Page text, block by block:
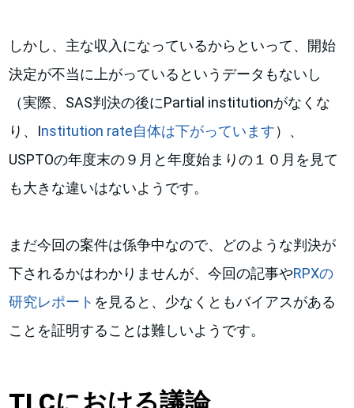
しかし、主な収入になっているからといって、開始
決定が不当に上がっているというデータもないし
（実際、SAS判決の後にPartial institutionがなくな
り、Institution rate自体は下がっています）、
USPTOの年度末の９月と年度始まりの１０月を見て
も大きな違いはないようです。
まだ今回の案件は係争中なので、どのような判決が
下されるかはわかりませんが、今回の記事やRPXの
研究レポート を見ると、少なくともバイアスがある
ことを証明することは難しいようです。